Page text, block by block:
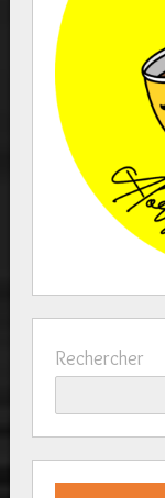
Rechercher